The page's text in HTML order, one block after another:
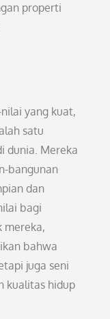
properti
yang kuat,
satu
dunia. Mereka
bangunan
dan
bagi
mereka,
bahwa
juga seni
kualitas hidup